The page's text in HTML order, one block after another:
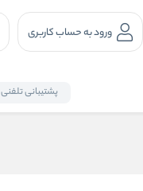
ورود به حساب کاربری
پشتیبانی تلفنی